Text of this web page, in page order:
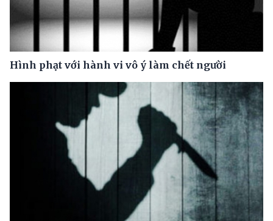
Hình phạt với hành vi vô ý làm chết người